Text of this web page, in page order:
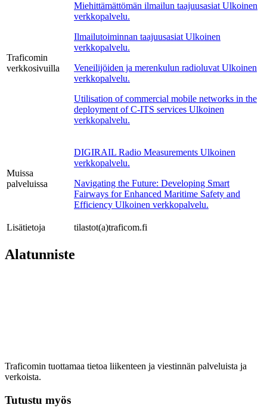
Traficomin
verkkosivuilla
Miehittämättömän ilmailun taajuusasiat Ulkoinen
verkkopalvelu.
Ilmailutoiminnan taajuusasiat Ulkoinen
verkkopalvelu.
Veneilijöiden ja merenkulun radioluvat Ulkoinen
verkkopalvelu.
Utilisation of commercial mobile networks in the
deployment of C-ITS services Ulkoinen
verkkopalvelu.
Muissa
palveluissa
DIGIRAIL Radio Measurements Ulkoinen
verkkopalvelu.
Navigating the Future: Developing Smart
Fairways for Enhanced Maritime Safety and
Efficiency Ulkoinen verkkopalvelu.
Lisätietoja tilastot(a)traficom.fi
Alatunniste
Traficomin tuottamaa tietoa liikenteen ja viestinnän palveluista ja
verkoista.
Tutustu myös